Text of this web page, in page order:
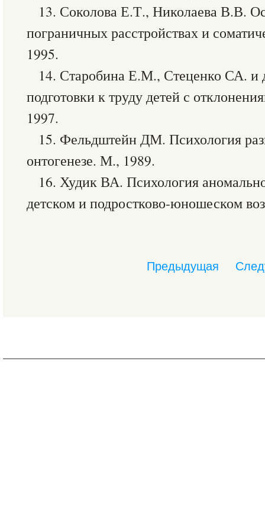
13. Соколова Е.Т., Николаева В.В.
пограничных расстройствах и
1995.
14. Старобина Е.М., Стеценко СА. и
подготовки к труду детей с
1997.
15. Фельдштейн ДМ. Психология
онтогенезе. М., 1989.
16. Худик ВА. Психология
детском и подростково-юношеском
Предыдущая